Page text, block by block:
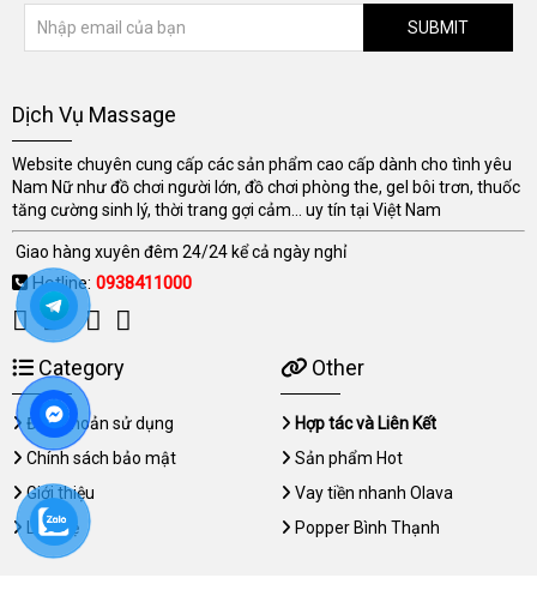
SUBMIT
Dịch Vụ Massage
Website chuyên cung cấp các sản phẩm cao cấp dành cho tình yêu
Nam Nữ như đồ chơi người lớn, đồ chơi phòng the, gel bôi trơn, thuốc
tăng cường sinh lý, thời trang gợi cảm... uy tín tại Việt Nam
Giao hàng xuyên đêm 24/24 kể cả ngày nghỉ
Hotline: 0938411000
Category
Điều khoản sử dụng
Chính sách bảo mật
Giới thiệu
Liên hệ
Other
Hợp tác và Liên Kết
Sản phẩm Hot
Vay tiền nhanh Olava
Popper Bình Thạnh